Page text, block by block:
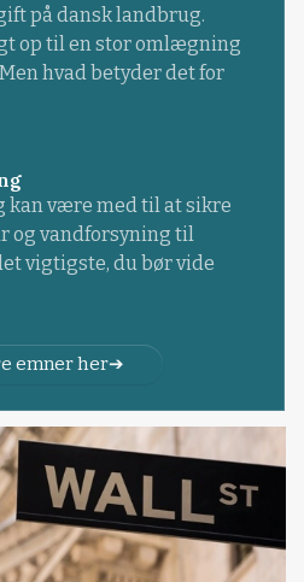
på dansk landbrug.
op til en stor omlægning
hvad betyder det for
kan være med til at sikre
vandforsyning til
vigtigste, du bør vide
emner her